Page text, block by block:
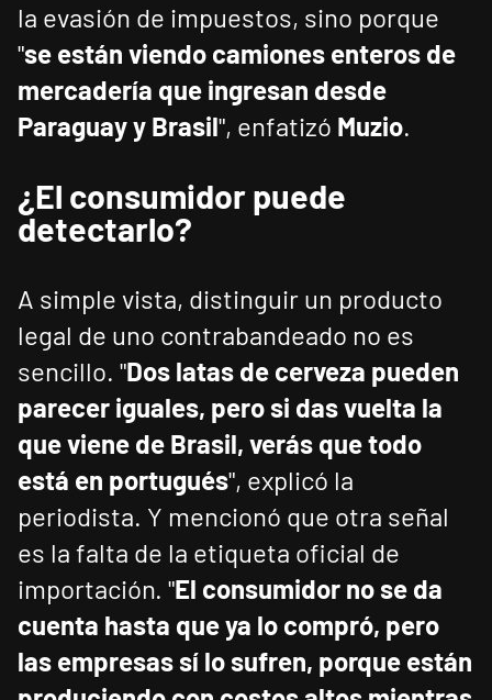
la evasión de impuestos, sino porque
"se están viendo camiones enteros de
mercadería que ingresan desde
Paraguay y Brasil", enfatizó Muzio.
¿El consumidor puede
detectarlo?
A simple vista, distinguir un producto
legal de uno contrabandeado no es
sencillo. "Dos latas de cerveza pueden
parecer iguales, pero si das vuelta la
que viene de Brasil, verás que todo
está en portugués", explicó la
periodista. Y mencionó que otra señal
es la falta de la etiqueta oficial de
importación. "El consumidor no se da
cuenta hasta que ya lo compró, pero
las empresas sí lo sufren, porque están